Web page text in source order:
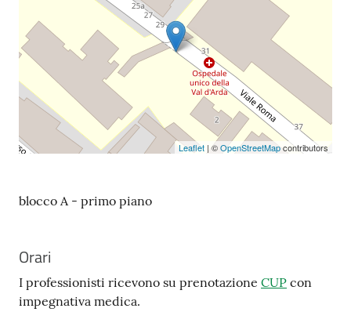
Leaflet | ©OpenStreetMapcontributors
blocco A - primo piano
Orari
I professionisti ricevono su prenotazione CUP con
impegnativa medica.